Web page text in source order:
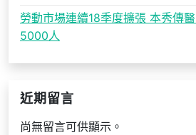
勞動市場連續18季度擴張 本秀傳
5000人
近期留言
尚無留言可供顯示。